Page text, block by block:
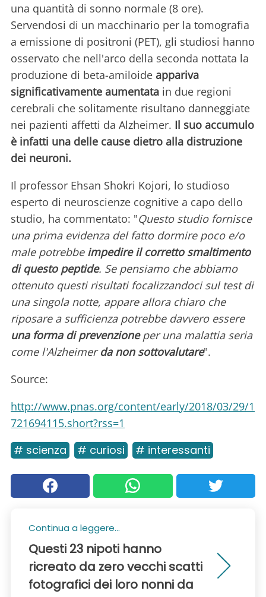
una quantità di sonno normale (8 ore).
Servendosi di un macchinario per la tomografia
a emissione di positroni (PET), gli studiosi hanno
osservato che nell'arco della seconda nottata la
produzione di beta-amiloide appariva
significativamente aumentata in due regioni
cerebrali che solitamente risultano danneggiate
nei pazienti affetti da Alzheimer. Il suo accumulo
è infatti una delle cause dietro alla distruzione
dei neuroni.
Il professor Ehsan Shokri Kojori, lo studioso
esperto di neuroscienze cognitive a capo dello
studio, ha commentato: "Questo studio fornisce
una prima evidenza del fatto dormire poco e/o
male potrebbe impedire il corretto smaltimento
di questo peptide. Se pensiamo che abbiamo
ottenuto questi risultati focalizzandoci sul test di
una singola notte, appare allora chiaro che
riposare a sufficienza potrebbe davvero essere
una forma di prevenzioneper una malattia seria
come l'Alzheimerda non sottovalutare".
Source:
http://www.pnas.org/content/early/2018/03/29/1
721694115.short?rss=1
# scienza # curiosi # interessanti
Continua a leggere...
Questi 23 nipoti hanno
ricreato da zero vecchi scatti
fotografici dei loro nonni da